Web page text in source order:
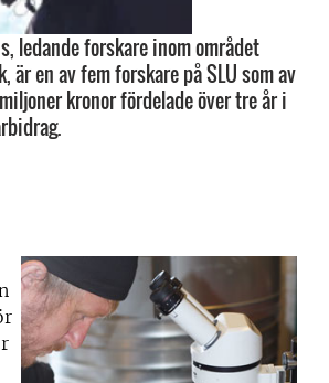
ledande forskare inom området
en av fem forskare på SLU som av
kronor fördelade över tre år i